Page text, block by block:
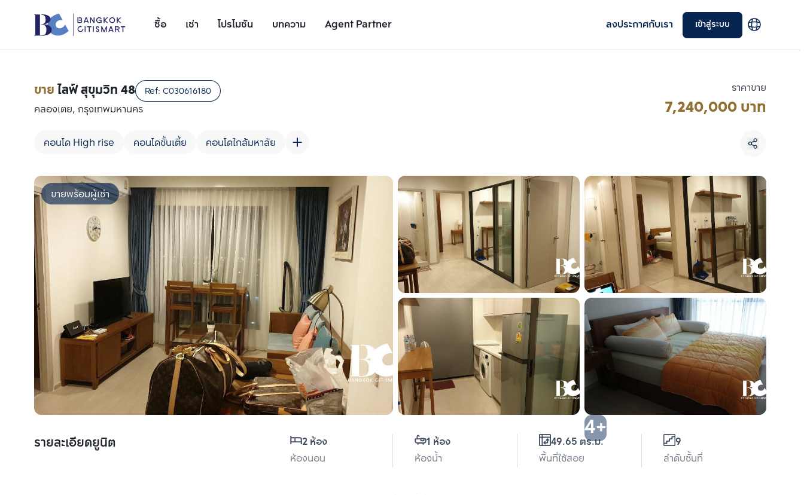
ซื้อ เช่า โปรโมชัน บทความ Agent Partner ลงประกาศกับเรา เข้าสู่ระบบ
รายละเอียดยูนิต
ขายไลฟ์ สุขุมวิท 48 Ref: C030616180
คลองเตย, กรุงเทพมหานคร
คอนโด High rise คอนโดชั้นเตี้ย คอนโดใกล้มหาลัย
ราคาขาย
7,240,000 บาท
4+
ขายพร้อมผู้เช่า
รายละเอียดยูนิต
2 ห้อง
ห้องนอน
1 ห้อง
ห้องน้ำ
49.65 ตร.ม.
พื้นที่ใช้สอย
9
ลำดับชั้นที่
เพิ่มยูนิตเปรียบเทียบ
รายการที่ 1
เพิ่มยูนิตเปรียบเทียบ
รายการที่ 2
เพิ่มยูนิตเปรียบเทียบ
รายการที่ 3
เลือกยูนิตเพื่อเปรียบเทียบ
เลือกได้สูงสุด 3 รายการ
เปรียบเทียบ
ลบทั้งหมด